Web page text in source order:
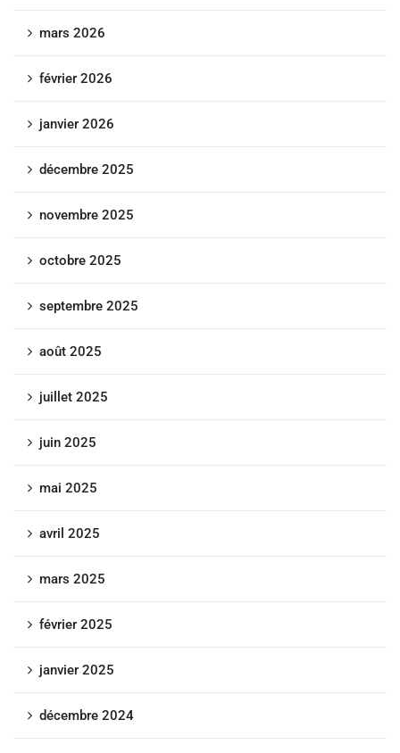
mars 2026
février 2026
janvier 2026
décembre 2025
novembre 2025
octobre 2025
septembre 2025
août 2025
juillet 2025
juin 2025
mai 2025
avril 2025
mars 2025
février 2025
janvier 2025
décembre 2024